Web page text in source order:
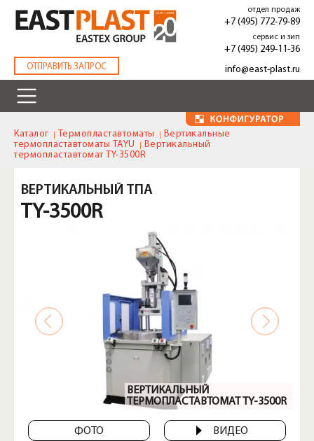
основному
содержанию
ОТПРАВИТЬ ЗАПРОС
отдел продаж
+7 (495) 772-79-89
сервис и зип
+7 (495) 249-11-36
info@east-plast.ru
Каталог Термопластавтоматы
Вертикальные
термопластавтоматы TAYU
Вертикальный
термопластавтомат TY-3500R
ВЕРТИКАЛЬНЫЙ ТПА
TY-3500R
ВЕРТИКАЛЬНЫЙ
ТЕРМОПЛАСТАВТОМАТ TY-3500R
ФОТО ВИДЕО